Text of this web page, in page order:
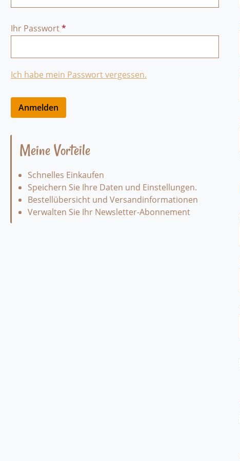
Ihr Passwort*
Ich habe mein Passwort vergessen.
Anmelden
Meine Vorteile
Schnelles Einkaufen
Speichern Sie Ihre Daten und Einstellungen.
Bestellübersicht und Versandinformationen
Verwalten Sie Ihr Newsletter-Abonnement